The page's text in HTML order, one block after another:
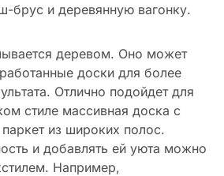
брус и деревянную вагонку.
деревом. Оно может
доски для более
Отлично подойдет для
стиле массивная доска с
из широких полос.
и добавлять ей уюта можно
Например,